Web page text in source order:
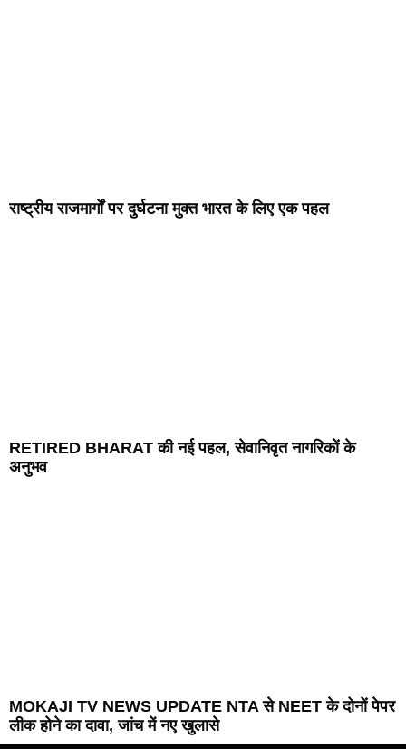
राष्ट्रीय राजमार्गों पर दुर्घटना मुक्त भारत के लिए एक पहल
RETIRED BHARAT की नई पहल, सेवानिवृत नागरिकों के
अनुभव
MOKAJI TV NEWS UPDATE NTA से NEET के दोनों पेपर
लीक होने का दावा, जांच में नए खुलासे